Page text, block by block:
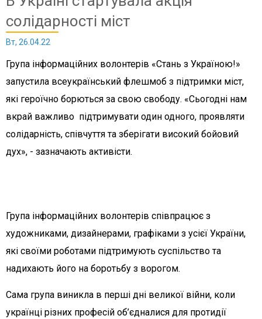
солідарності міст
Вт, 26.04.22
Група інформаційних волонтерів «Стань з Україною!»
запустила всеукраїнський флешмоб з підтримки міст,
які героїчно борються за свою свободу. «Сьогодні нам
вкрай важливо підтримувати один одного, проявляти
солідарність, співчуття та зберігати високий бойовий
дух», - зазначають активісти.
Група інформаційних волонтерів співпрацює з
художниками, дизайнерами, графіками з усієї України,
які своїми роботами підтримують суспільство та
надихають його на боротьбу з ворогом.
Сама група виникла в перші дні великої війни, коли
українці різних професій об’єдналися для протидії